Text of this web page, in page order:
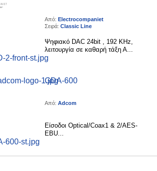
Από: Electrocompaniet
Σειρά: Classic Line
Ψηφιακό DAC 24bit , 192 KHz,
λειτουργία σε καθαρή τάξη Α...
GDA-600
Από: Adcom
Eίσοδοι Optical/Coax1 & 2/AES-
EBU...